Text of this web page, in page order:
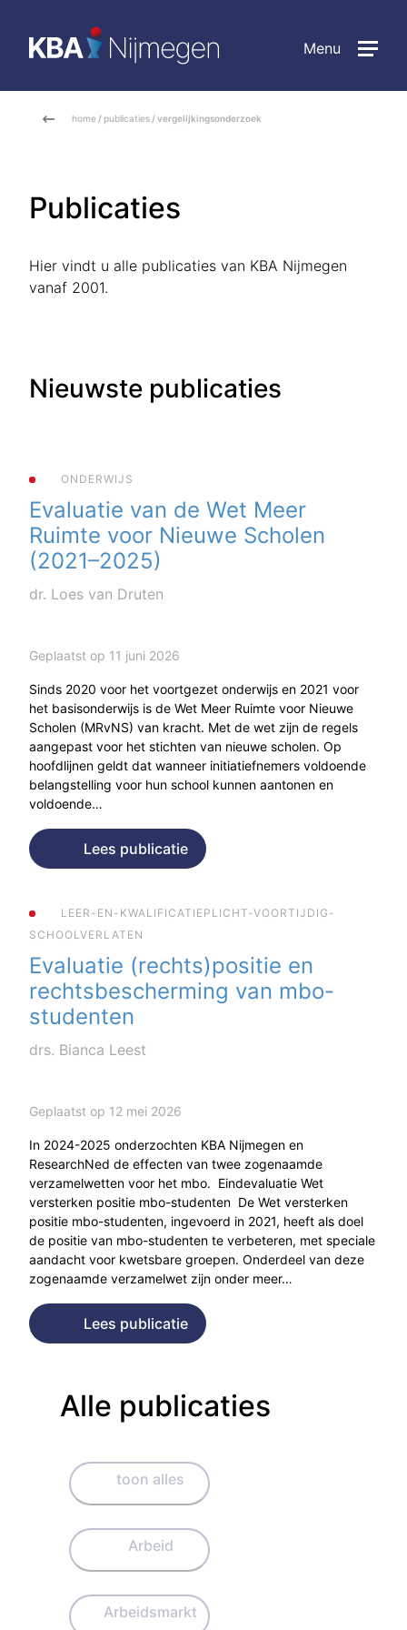
Menu
home / publicaties / vergelijkingsonderzoek
Publicaties
Hier vindt u alle publicaties van KBA Nijmegen
vanaf 2001.
Nieuwste publicaties
ONDERWIJS
Evaluatie van de Wet Meer
Ruimte voor Nieuwe Scholen
(2021–2025)
dr. Loes van Druten
Geplaatst op 11 juni 2026
Sinds 2020 voor het voortgezet onderwijs en 2021 voor
het basisonderwijs is de Wet Meer Ruimte voor Nieuwe
Scholen (MRvNS) van kracht. Met de wet zijn de regels
aangepast voor het stichten van nieuwe scholen. Op
hoofdlijnen geldt dat wanneer initiatiefnemers voldoende
belangstelling voor hun school kunnen aantonen en
voldoende…
Lees publicatie
LEER-EN-KWALIFICATIEPLICHT-VOORTIJDIG-
SCHOOLVERLATEN
Evaluatie (rechts)positie en
rechtsbescherming van mbo-
studenten
drs. Bianca Leest
Geplaatst op 12 mei 2026
In 2024-2025 onderzochten KBA Nijmegen en
ResearchNed de effecten van twee zogenaamde
verzamelwetten voor het mbo. Eindevaluatie Wet
versterken positie mbo-studenten De Wet versterken
positie mbo-studenten, ingevoerd in 2021, heeft als doel
de positie van mbo-studenten te verbeteren, met speciale
aandacht voor kwetsbare groepen. Onderdeel van deze
zogenaamde verzamelwet zijn onder meer…
Lees publicatie
Alle publicaties
toon alles
Arbeid
Arbeidsmarkt